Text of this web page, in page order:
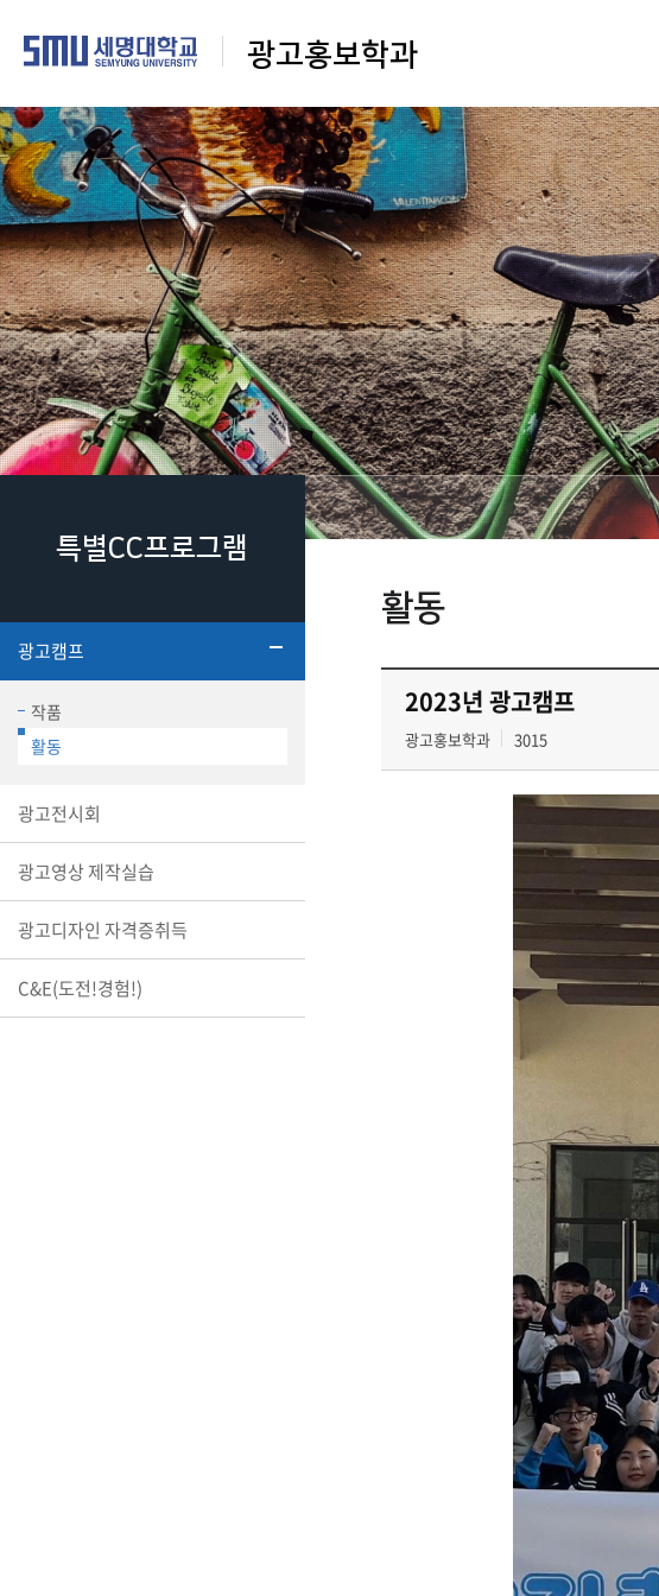
광고홍보학과
특별CC프로그램
광고캠프
작품
활동
광고전시회
광고영상 제작실습
광고디자인 자격증취득
C&E(도전!경험!)
활동
2023년 광고캠프
광고홍보학과 3015